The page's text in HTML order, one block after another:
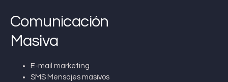
Comunicación
Masiva
E-mail marketing
SMS Mensajes masivos